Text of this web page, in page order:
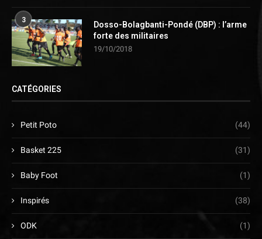
3
Dosso-Bolagbanti-Pondé (DBP) : l’arme
forte des militaires
19/10/2018
CATÉGORIES
Petit Poto (44)
Basket 225 (31)
Baby Foot (1)
Inspirés (38)
ODK (1)